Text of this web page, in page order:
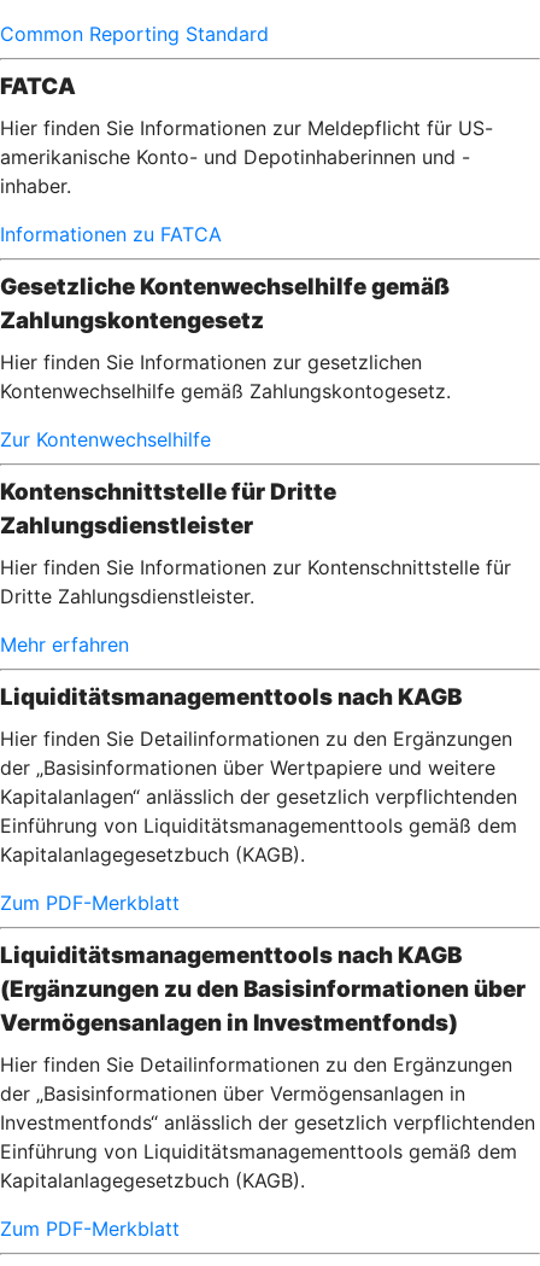
Common Reporting Standard
FATCA
Hier finden Sie Informationen zur Meldepflicht für US-
amerikanische Konto- und Depotinhaberinnen und -
inhaber.
Informationen zu FATCA
Gesetzliche Kontenwechselhilfe gemäß
Zahlungskontengesetz
Hier finden Sie Informationen zur gesetzlichen
Kontenwechselhilfe gemäß Zahlungskontogesetz.
Zur Kontenwechselhilfe
Kontenschnittstelle für Dritte
Zahlungsdienstleister
Hier finden Sie Informationen zur Kontenschnittstelle für
Dritte Zahlungsdienstleister.
Mehr erfahren
Liquiditätsmanagementtools nach KAGB
Hier finden Sie Detailinformationen zu den Ergänzungen
der „Basisinformationen über Wertpapiere und weitere
Kapitalanlagen“ anlässlich der gesetzlich verpflichtenden
Einführung von Liquiditätsmanagementtools gemäß dem
Kapitalanlagegesetzbuch (KAGB).
Zum PDF-Merkblatt
Liquiditätsmanagementtools nach KAGB
(Ergänzungen zu den Basisinformationen über
Vermögensanlagen in Investmentfonds)
Hier finden Sie Detailinformationen zu den Ergänzungen
der „Basisinformationen über Vermögensanlagen in
Investmentfonds“ anlässlich der gesetzlich verpflichtenden
Einführung von Liquiditätsmanagementtools gemäß dem
Kapitalanlagegesetzbuch (KAGB).
Zum PDF-Merkblatt